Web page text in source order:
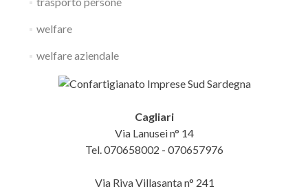
welfare
welfare aziendale
Cagliari
Via Lanusei n° 14
Tel. 070658002 - 070657976
Via Riva Villasanta n° 241